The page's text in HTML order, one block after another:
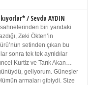
/ Sevda AYDIN
biri yandaki
Zeki Ökten’in
setinden çıkan bu
sonra tek tek ayrıldılar
Kurtiz ve Tarık Akan…
geliyorum. Güneşler
armaları gibiydi. Size